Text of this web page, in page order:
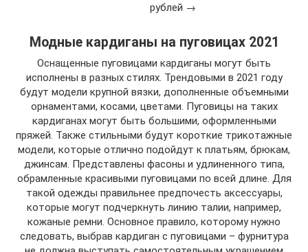
рублей →
Модные кардиганы на пуговицах 2021
Оснащенные пуговицами кардиганы могут быть
исполнены в разных стилях. Трендовыми в 2021 году
будут модели крупной вязки, дополненные объемными
орнаментами, косами, цветами. Пуговицы на таких
кардиганах могут быть большими, оформленными
пряжей. Также стильными будут короткие трикотажные
модели, которые отлично подойдут к платьям, брюкам,
джинсам. Представлены фасоны и удлиненного типа,
обрамленные красивыми пуговицами по всей длине. Для
такой одежды правильнее предпочесть аксессуары,
которые могут подчеркнуть линию талии, например,
кожаные ремни. Основное правило, которому нужно
следовать, выбрав кардиган с пуговицами – фурнитура